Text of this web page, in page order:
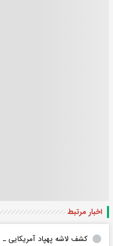
اخبار مرتبط
کشف لاشه‌ پهپاد